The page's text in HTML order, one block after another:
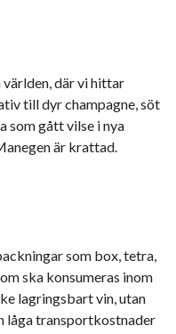
där vi hittar
till dyr champagne, söt
som gått vilse i nya
är krattad.
som box, tetra,
ska konsumeras inom
lagringsbart vin, utan
låga transportkostnader